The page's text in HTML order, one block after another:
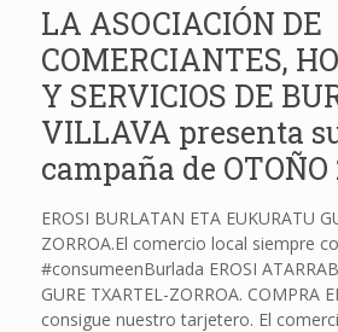
LA ASOCIACIÓN DE
COMERCIANTES,
Y SERVICIOS DE
VILLAVA presenta
campaña de OTOÑO
EROSI BURLATAN ETA EUKURATU
ZORROA.El comercio local siempre
#consumeenBurlada EROSI
GURE TXARTEL-ZORROA. COMPRA
consigue nuestro tarjetero. El